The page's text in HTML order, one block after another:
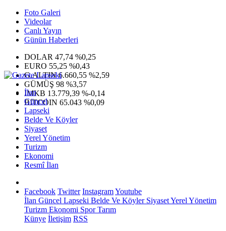
Foto Galeri
Videolar
Canlı Yayın
Günün Haberleri
DOLAR 47,74 %0,25
EURO 55,25 %0,43
G.ALTIN6.660,55 %2,59
GÜMÜŞ 98 %3,57
IMKB 13.779,39 %-0,14
BITCOIN 65.043 %0,09
İlan
Güncel
Lapseki
Belde Ve Köyler
Siyaset
Yerel Yönetim
Turizm
Ekonomi
Resmî İlan
Facebook Twitter InstagramYoutube
İlan Güncel Lapseki Belde Ve KöylerSiyasetYerel Yönetim
Turizm Ekonomi SporTarım
Künye İletişim RSS